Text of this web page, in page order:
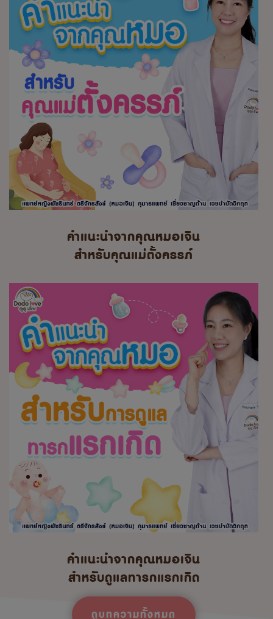
คำแนะนำจากคุณหมอเจิน
สำหรับคุณแม่ตั้งครรภ์
คำแนะนำจากคุณหมอเจิน
สำหรับดูแลทารกแรกเกิด
ดูบทความทั้งหมด